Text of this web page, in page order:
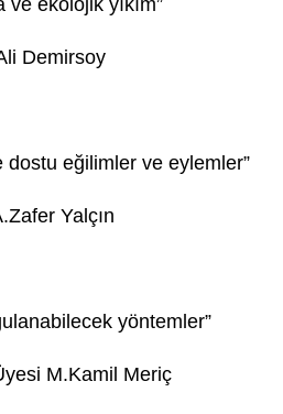
Demirsoy
dostu eğilimler ve eylemler”
Yalçın
yöntemler”
M.Kamil Meriç